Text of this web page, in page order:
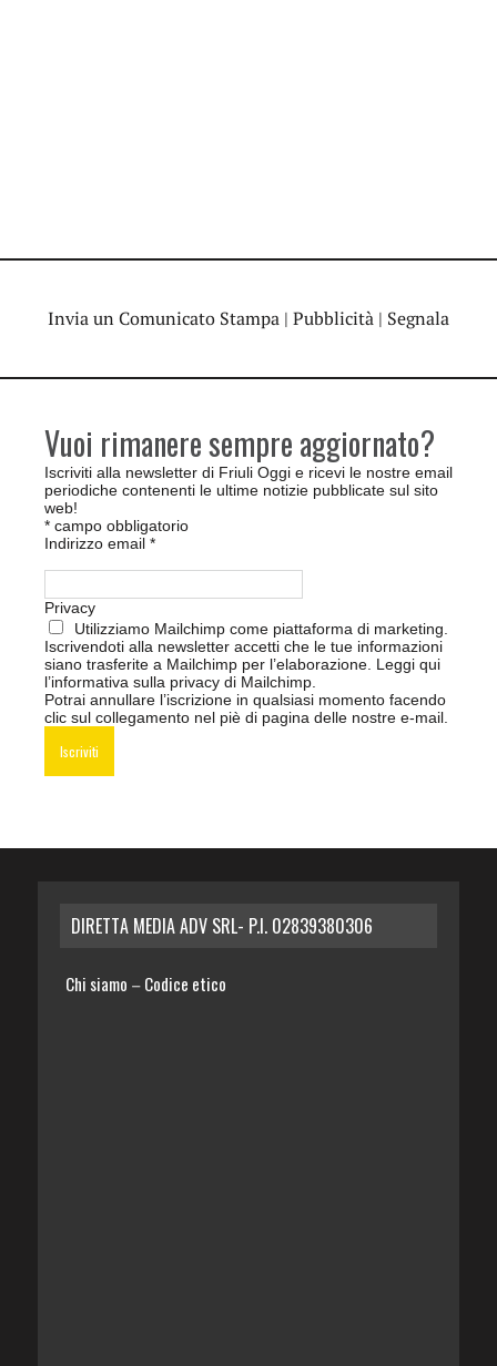
Invia un Comunicato Stampa | Pubblicità | Segnala
Vuoi rimanere sempre aggiornato?
Iscriviti alla newsletter di Friuli Oggi e ricevi le nostre email
periodiche contenenti le ultime notizie pubblicate sul sito
web!
* campo obbligatorio
Indirizzo email *
Privacy
Utilizziamo Mailchimp come piattaforma di marketing.
Iscrivendoti alla newsletter accetti che le tue informazioni
siano trasferite a Mailchimp per l’elaborazione. Leggi qui
l’informativa sulla privacy di Mailchimp.
Potrai annullare l’iscrizione in qualsiasi momento facendo
clic sul collegamento nel piè di pagina delle nostre e-mail.
DIRETTA MEDIA ADV SRL- P.I. 02839380306
Chi siamo – Codice etico